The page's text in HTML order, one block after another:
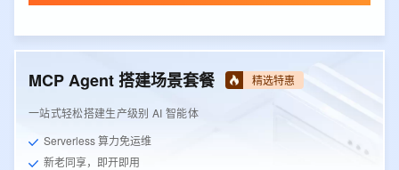
MCP Agent 搭建场景套餐 精选特惠
一站式轻松搭建生产级别 AI 智能体
Serverless 算力免运维
新老同享，即开即用